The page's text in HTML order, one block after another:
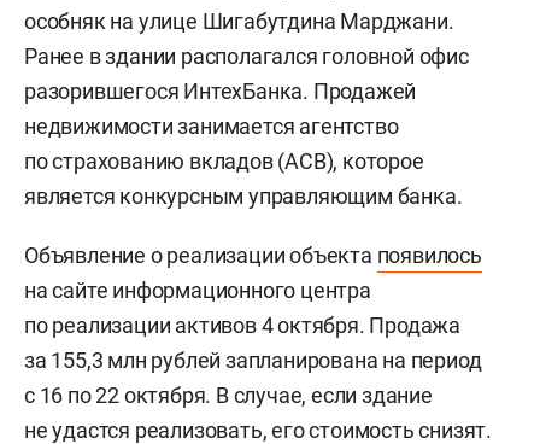
особняк на улице Шигабутдина Марджани.
Ранее в здании располагался головной офис
разорившегося ИнтехБанка. Продажей
недвижимости занимается агентство
по страхованию вкладов (АСВ), которое
является конкурсным управляющим банка.
Объявление о реализации объекта появилось
на сайте информационного центра
по реализации активов 4 октября. Продажа
за 155,3 млн рублей запланирована на период
с 16 по 22 октября. В случае, если здание
не удастся реализовать, его стоимость снизят.